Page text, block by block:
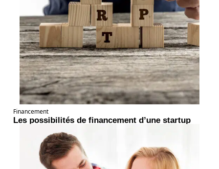
Financement
Les possibilités de financement d’une startup